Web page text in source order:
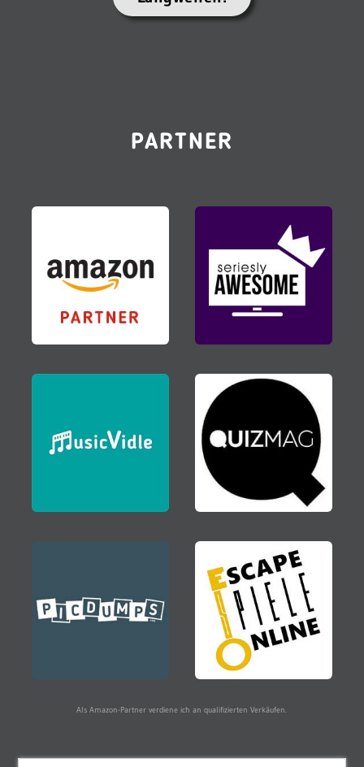
PARTNER
Als Amazon-Partner verdiene ich an qualifizierten Verkäufen.